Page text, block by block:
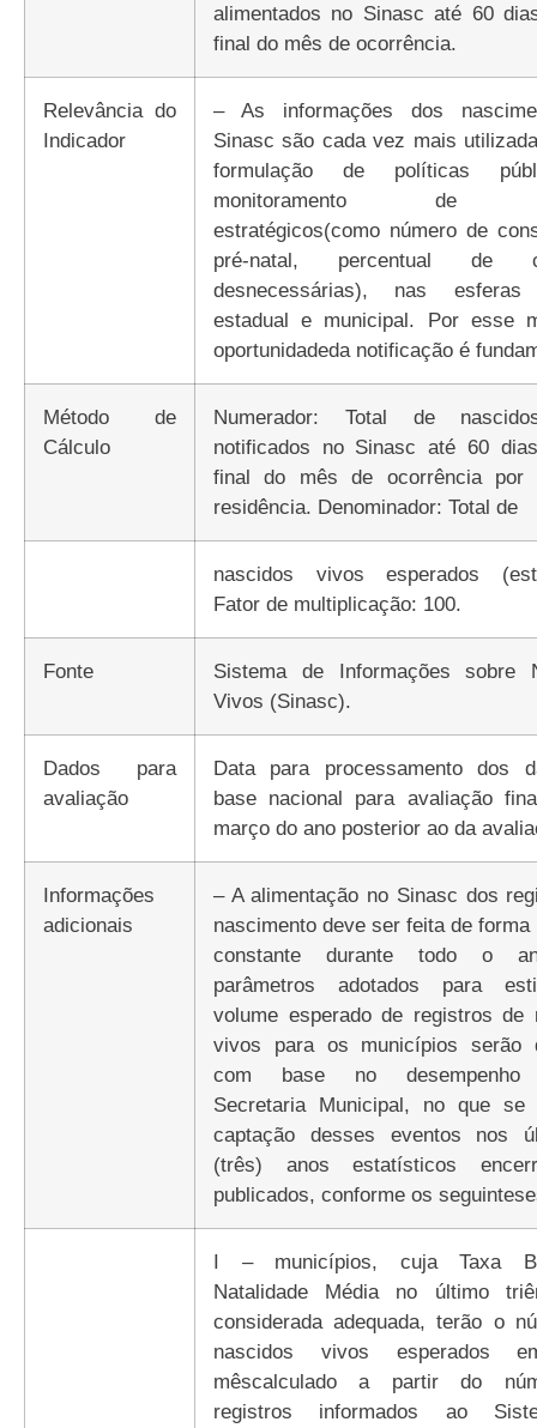
alimentados no Sinasc até 60
final do mês de ocorrência.
Relevância do
Indicador
– As informações dos
Sinasc são cada vez mais
formulação de políticas
monitoramento de
estratégicos(como número de
pré-natal, percentual de
desnecessárias), nas esferas
estadual e municipal. Por esse
oportunidadeda notificação é
Método de
Cálculo
Numerador: Total de
notificados no Sinasc até 60
final do mês de ocorrência por
residência. Denominador: Total de
nascidos vivos esperados
Fator de multiplicação: 100.
Fonte
Sistema de Informações sobre
Vivos (Sinasc).
Dados para
avaliação
Data para processamento dos
base nacional para avaliação
março do ano posterior ao da
Informações
adicionais
– A alimentação no Sinasc dos
nascimento deve ser feita de forma
constante durante todo o
parâmetros adotados para
volume esperado de registros de
vivos para os municípios serão
com base no desempenho
Secretaria Municipal, no que se
captação desses eventos nos
(três) anos estatísticos
publicados, conforme os
I – municípios, cuja Taxa
Natalidade Média no último
considerada adequada, terão o
nascidos vivos esperados
mêscalculado a partir do
registros informados ao